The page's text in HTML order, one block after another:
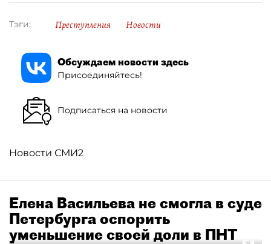
Тэги: Преступления Новости
Обсуждаем новости здесь
Присоединяйтесь!
Подписаться на новости
Новости СМИ2
Елена Васильева не смогла в суде
Петербурга оспорить
уменьшение своей доли в ПНТ